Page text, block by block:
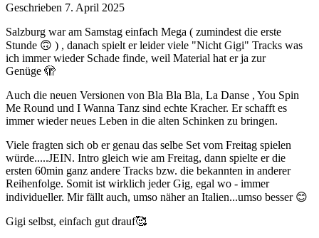
Geschrieben 7. April 2025
Salzburg war am Samstag einfach Mega ( zumindest die erste
Stunde 🙃 ) , danach spielt er leider viele "Nicht Gigi" Tracks was
ich immer wieder Schade finde, weil Material hat er ja zur
Genüge 🫣
Auch die neuen Versionen von Bla Bla Bla, La Danse , You Spin
Me Round und I Wanna Tanz sind echte Kracher. Er schafft es
immer wieder neues Leben in die alten Schinken zu bringen.
Viele fragten sich ob er genau das selbe Set vom Freitag spielen
würde.....JEIN. Intro gleich wie am Freitag, dann spielte er die
ersten 60min ganz andere Tracks bzw. die bekannten in anderer
Reihenfolge. Somit ist wirklich jeder Gig, egal wo - immer
individueller. Mir fällt auch, umso näher an Italien...umso besser 😊
Gigi selbst, einfach gut drauf🥰